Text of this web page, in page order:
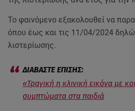
Το φαινόμενο εξακολουθεί να
όπου έως και τις 11/04/2024
λιστερίωσης.
«Τραγική η κλινική εικόνα με
συμπτώματα στα παιδιά